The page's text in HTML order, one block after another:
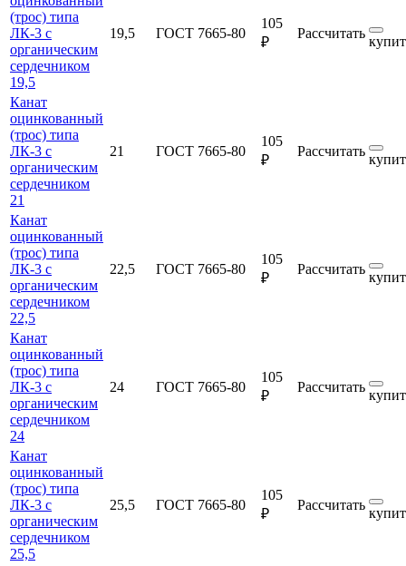
(трос) типа
ЛК-3 с
органическим
сердечником
19,5
19,5 ГОСТ 7665-80
105
₽
Рассчитать
Канат
оцинкованный
(трос) типа
ЛК-3 с
органическим
сердечником
21
21 ГОСТ 7665-80
105
₽
Рассчитать
Канат
оцинкованный
(трос) типа
ЛК-3 с
органическим
сердечником
22,5
22,5 ГОСТ 7665-80
105
₽
Рассчитать
Канат
оцинкованный
(трос) типа
ЛК-3 с
органическим
сердечником
24
24 ГОСТ 7665-80
105
₽
Рассчитать
Канат
оцинкованный
(трос) типа
ЛК-3 с
органическим
сердечником
25,5
25,5 ГОСТ 7665-80
105
₽
Рассчитать